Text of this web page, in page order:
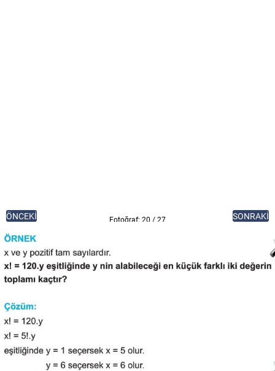
ÖNCEKİ Fotoğraf: 20 / 27 SONRAKİ